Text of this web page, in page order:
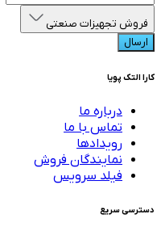
فروش تجهیزات صنعتی
ارسال
کارا التک پویا
درباره ما
تماس با ما
رویدادها
نمایندگان فروش
فیلد سرویس
دسترسی سریع